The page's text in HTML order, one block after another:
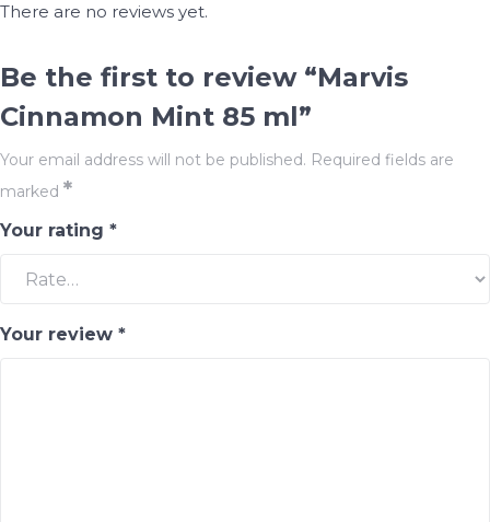
There are no reviews yet.
Be the first to review “Marvis
Cinnamon Mint 85 ml”
Your email address will not be published. Required fields are
marked *
Your rating *
Your review *